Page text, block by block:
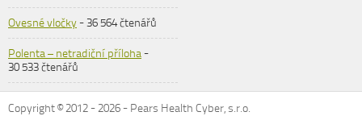
Ovesné vločky- 36 564 čtenářů
Polenta – netradiční příloha-
30 533 čtenářů
Copyright © 2012 -2026 - Pears Health Cyber, s.r.o.